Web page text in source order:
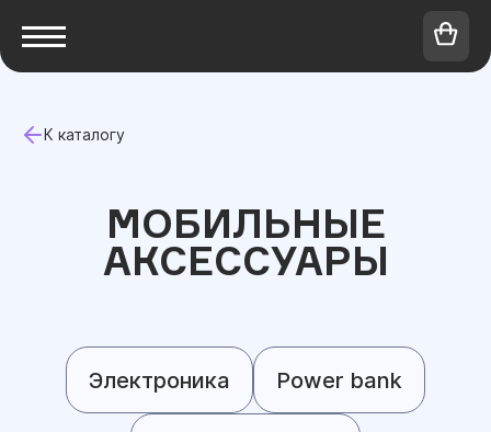
К каталогу
МОБИЛЬНЫЕ
АКСЕССУАРЫ
Электроника Power bank